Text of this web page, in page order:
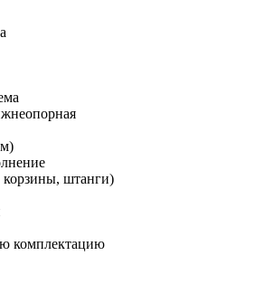
штанги)
комплектацию